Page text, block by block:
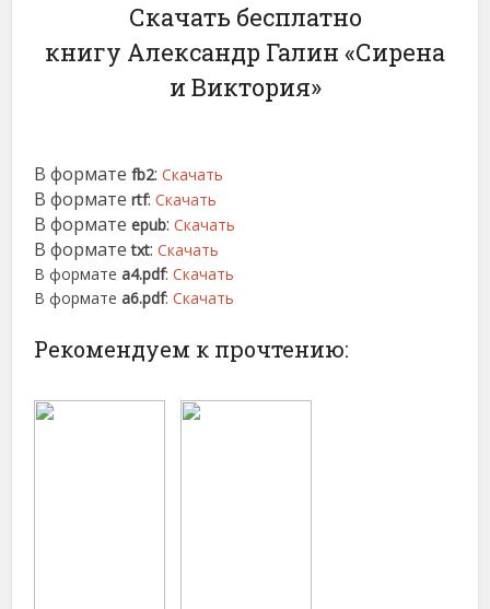
Скачать бесплатно
книгу Александр Галин «Сирена
и Виктория»
В форматеfb2:Скачать
В форматеrtf:Скачать
В форматеepub:Скачать
В форматеtxt:Скачать
В форматеa4.pdf:Скачать
В форматеa6.pdf:Скачать
Рекомендуем к прочтению: